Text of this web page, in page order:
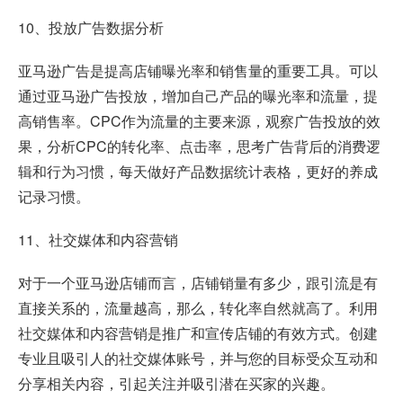
10、投放广告数据分析
亚马逊广告是提高店铺曝光率和销售量的重要工具。可以
通过亚马逊广告投放，增加自己产品的曝光率和流量，提
高销售率。CPC作为流量的主要来源，观察广告投放的效
果，分析CPC的转化率、点击率，思考广告背后的消费逻
辑和行为习惯，每天做好产品数据统计表格，更好的养成
记录习惯。
11、社交媒体和内容营销
对于一个亚马逊店铺而言，店铺销量有多少，跟引流是有
直接关系的，流量越高，那么，转化率自然就高了。利用
社交媒体和内容营销是推广和宣传店铺的有效方式。创建
专业且吸引人的社交媒体账号，并与您的目标受众互动和
分享相关内容，引起关注并吸引潜在买家的兴趣。